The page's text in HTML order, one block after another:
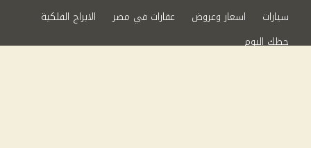
سيارات
اسعار وعروض عقارات في مصر
الابراج الفلكية
حظك اليوم